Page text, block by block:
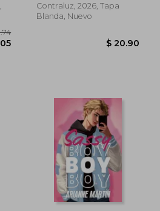
Contraluz, 2026, Tapa
Blanda, Nuevo